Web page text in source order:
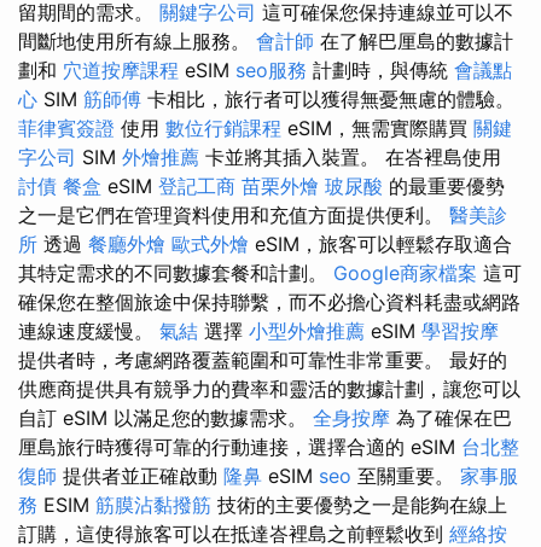
留期間的需求。 關鍵字公司 這可確保您保持連線並可以不
間斷地使用所有線上服務。 會計師 在了解巴厘島的數據計
劃和 穴道按摩課程 eSIM seo服務 計劃時，與傳統 會議點
心 SIM 筋師傅 卡相比，旅行者可以獲得無憂無慮的體驗。
菲律賓簽證 使用 數位行銷課程 eSIM，無需實際購買 關鍵
字公司 SIM 外燴推薦 卡並將其插入裝置。 在峇裡島使用
討債 餐盒 eSIM 登記工商 苗栗外燴 玻尿酸 的最重要優勢
之一是它們在管理資料使用和充值方面提供便利。 醫美診
所 透過 餐廳外燴 歐式外燴 eSIM，旅客可以輕鬆存取適合
其特定需求的不同數據套餐和計劃。 Google商家檔案 這可
確保您在整個旅途中保持聯繫，而不必擔心資料耗盡或網路
連線速度緩慢。 氣結 選擇 小型外燴推薦 eSIM 學習按摩
提供者時，考慮網路覆蓋範圍和可靠性非常重要。 最好的
供應商提供具有競爭力的費率和靈活的數據計劃，讓您可以
自訂 eSIM 以滿足您的數據需求。 全身按摩 為了確保在巴
厘島旅行時獲得可靠的行動連接，選擇合適的 eSIM 台北整
復師 提供者並正確啟動 隆鼻 eSIM seo 至關重要。 家事服
務 ESIM 筋膜沾黏撥筋 技術的主要優勢之一是能夠在線上
訂購，這使得旅客可以在抵達峇裡島之前輕鬆收到 經絡按